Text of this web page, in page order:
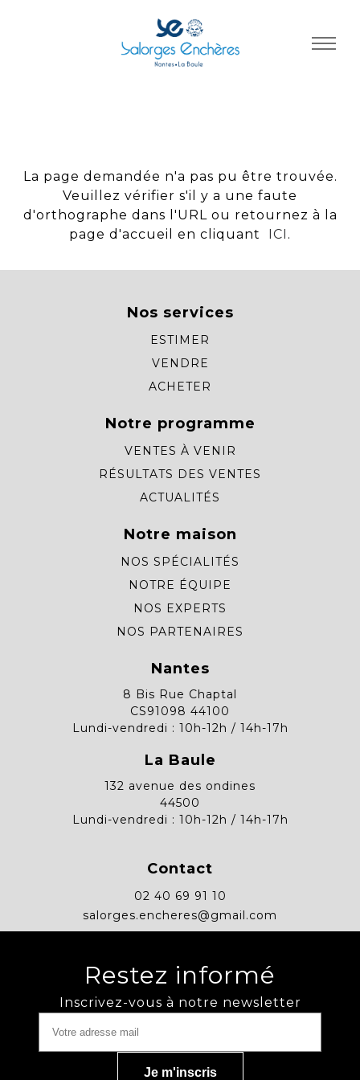
La page demandée n'a pas pu être trouvée.
Veuillez vérifier s'il y a une faute
d'orthographe dans l'URL ou retournez à la
page d'accueil en cliquant
ICI .
Nos services
ESTIMER
VENDRE
ACHETER
Notre programme
VENTES À VENIR
RÉSULTATS DES VENTES
ACTUALITÉS
Notre maison
NOS SPÉCIALITÉS
NOTRE ÉQUIPE
NOS EXPERTS
NOS PARTENAIRES
Nantes
8 Bis Rue Chaptal
CS91098 44100
Lundi-vendredi : 10h-12h / 14h-17h
La Baule
132 avenue des ondines
44500
Lundi-vendredi : 10h-12h / 14h-17h
Contact
02 40 69 91 10
salorges.encheres@gmail.com
Restez informé
Inscrivez-vous à notre newsletter